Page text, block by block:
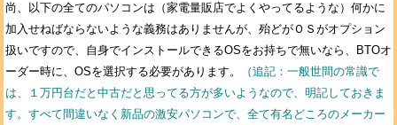
尚、以下の全てのパソコンは（家電量販店でよくやってるような）何かに
加入せねばならないような義務はありませんが、殆どがＯＳがオプション
扱いですので、自身でインストールできるOSをお持ちで無いなら、BTOオ
ーダー時に、OSを選択する必要があります。
（追記：一般世間の常識で
は、１万円台だと中古だと思ってる方が多いようなので、明記しておきま
す。すべて間違いなく新品の激安パソコンで、全て有名どころのメーカー